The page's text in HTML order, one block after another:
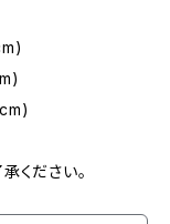
ください。